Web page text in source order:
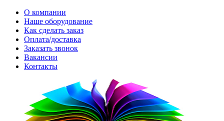
О компании
Наше оборудование
Как сделать заказ
Оплата/доставка
Заказать звонок
Вакансии
Контакты